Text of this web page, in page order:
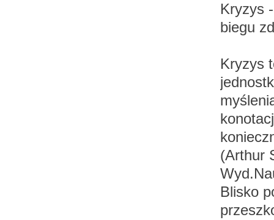
Kryzys
biegu
Kryzys
(Arthur
Blisko